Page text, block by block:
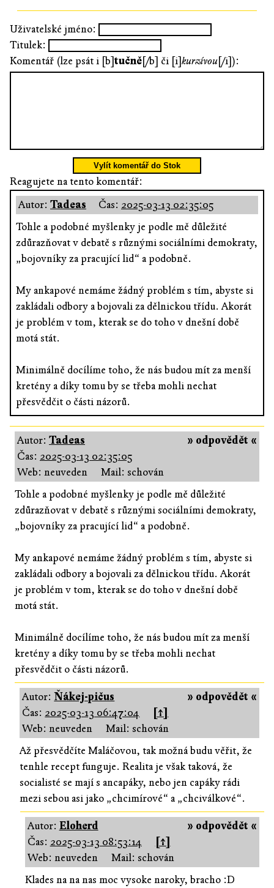
Uživatelské jméno:
Titulek:
Komentář (lze psát i [b]tučně[/b] či [i]kurzívou[/i]):
Vylít komentář do Stok
Reagujete na tento komentář:
Autor: Tadeas Čas: 2025-03-13 02:35:05
Tohle a podobné myšlenky je podle mě důležité
zdůrazňovat v debatě s různými sociálními demokraty,
„bojovníky za pracující lid“ a podobně.
My ankapové nemáme žádný problém s tím, abyste si
zakládali odbory a bojovali za dělnickou třídu. Akorát
je problém v tom, kterak se do toho v dnešní době
motá stát.
Minimálně docílíme toho, že nás budou mít za menší
kretény a díky tomu by se třeba mohli nechat
přesvědčit o části názorů.
» odpovědět «
Autor: Tadeas
Čas: 2025-03-13 02:35:05
Web: neuveden
Mail: schován
Tohle a podobné myšlenky je podle mě důležité
zdůrazňovat v debatě s různými sociálními demokraty,
„bojovníky za pracující lid“ a podobně.
My ankapové nemáme žádný problém s tím, abyste si
zakládali odbory a bojovali za dělnickou třídu. Akorát
je problém v tom, kterak se do toho v dnešní době
motá stát.
Minimálně docílíme toho, že nás budou mít za menší
kretény a díky tomu by se třeba mohli nechat
přesvědčit o části názorů.
» odpovědět «
Autor:Ňákej-pičus
Čas: 2025-03-13 06:47:04
[↑]
Web: neuveden
Mail: schován
Až přesvědčíte Maláčovou, tak možná budu věřit, že
tenhle recept funguje. Realita je však taková, že
socialisté se mají s ancapáky, nebo jen capáky rádi
mezi sebou asi jako „chcimírové“ a „chciválkové“.
» odpovědět «
Autor: Eloherd
Čas: 2025-03-13 08:53:14
[↑]
Web: neuveden
Mail: schován
Klades na na nas moc vysoke naroky, bracho :D